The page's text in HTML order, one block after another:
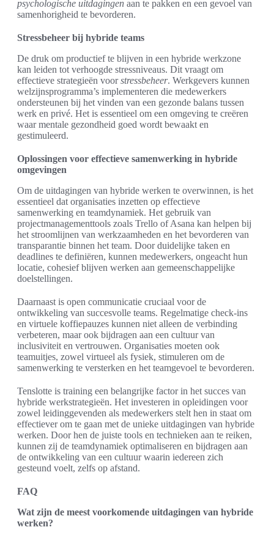
psychologische uitdagingen aan te pakken en een gevoel van
samenhorigheid te bevorderen.
Stressbeheer bij hybride teams
De druk om productief te blijven in een hybride werkzone
kan leiden tot verhoogde stressniveaus. Dit vraagt om
effectieve strategieën voorstressbeheer. Werkgevers kunnen
welzijnsprogramma’s implementeren die medewerkers
ondersteunen bij het vinden van een gezonde balans tussen
werk en privé. Het is essentieel om een omgeving te creëren
waar mentale gezondheid goed wordt bewaakt en
gestimuleerd.
Oplossingen voor effectieve samenwerking in hybride
omgevingen
Om de uitdagingen van hybride werken te overwinnen, is het
essentieel dat organisaties inzetten op effectieve
samenwerking en teamdynamiek. Het gebruik van
projectmanagementtools zoals Trello of Asana kan helpen bij
het stroomlijnen van werkzaamheden en het bevorderen van
transparantie binnen het team. Door duidelijke taken en
deadlines te definiëren, kunnen medewerkers, ongeacht hun
locatie, cohesief blijven werken aan gemeenschappelijke
doelstellingen.
Daarnaast is open communicatie cruciaal voor de
ontwikkeling van succesvolle teams. Regelmatige check-ins
en virtuele koffiepauzes kunnen niet alleen de verbinding
verbeteren, maar ook bijdragen aan een cultuur van
inclusiviteit en vertrouwen. Organisaties moeten ook
teamuitjes, zowel virtueel als fysiek, stimuleren om de
samenwerking te versterken en het teamgevoel te bevorderen.
Tenslotte is training een belangrijke factor in het succes van
hybride werkstrategieën. Het investeren in opleidingen voor
zowel leidinggevenden als medewerkers stelt hen in staat om
effectiever om te gaan met de unieke uitdagingen van hybride
werken. Door hen de juiste tools en technieken aan te reiken,
kunnen zij de teamdynamiek optimaliseren en bijdragen aan
de ontwikkeling van een cultuur waarin iedereen zich
gesteund voelt, zelfs op afstand.
FAQ
Wat zijn de meest voorkomende uitdagingen van hybride
werken?